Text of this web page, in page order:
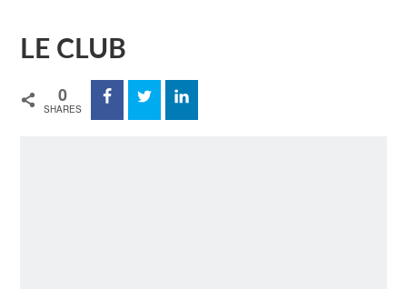
LE CLUB
0
SHARES